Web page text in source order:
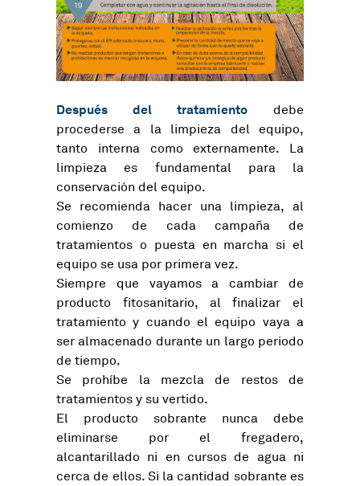
Después del tratamiento debe
procederse a la limpieza del equipo,
tanto interna como externamente. La
limpieza es fundamental para la
conservación del equipo.
Se recomienda hacer una limpieza, al
comienzo de cada campaña de
tratamientos o puesta en marcha si el
equipo se usa por primera vez.
Siempre que vayamos a cambiar de
producto fitosanitario, al finalizar el
tratamiento y cuando el equipo vaya a
ser almacenado durante un largo periodo
de tiempo.
Se prohíbe la mezcla de restos de
tratamientos y su vertido.
El producto sobrante nunca debe
eliminarse por el fregadero,
alcantarillado ni en cursos de agua ni
cerca de ellos. Si la cantidad sobrante es